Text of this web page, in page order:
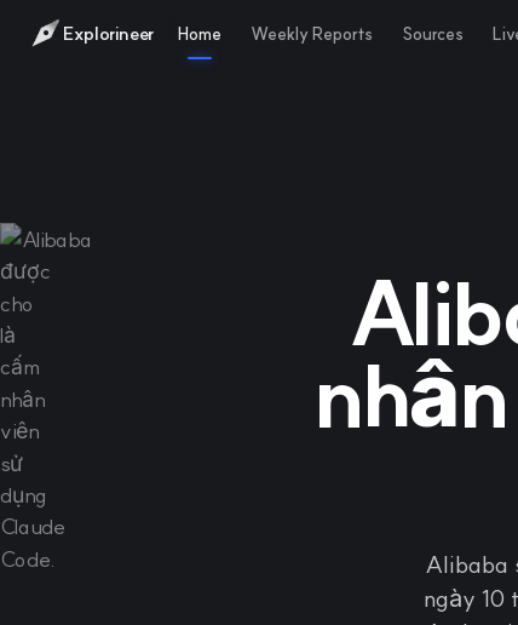
Explorineer Home Weekly Reports Sources
Alibaba
ngày 10